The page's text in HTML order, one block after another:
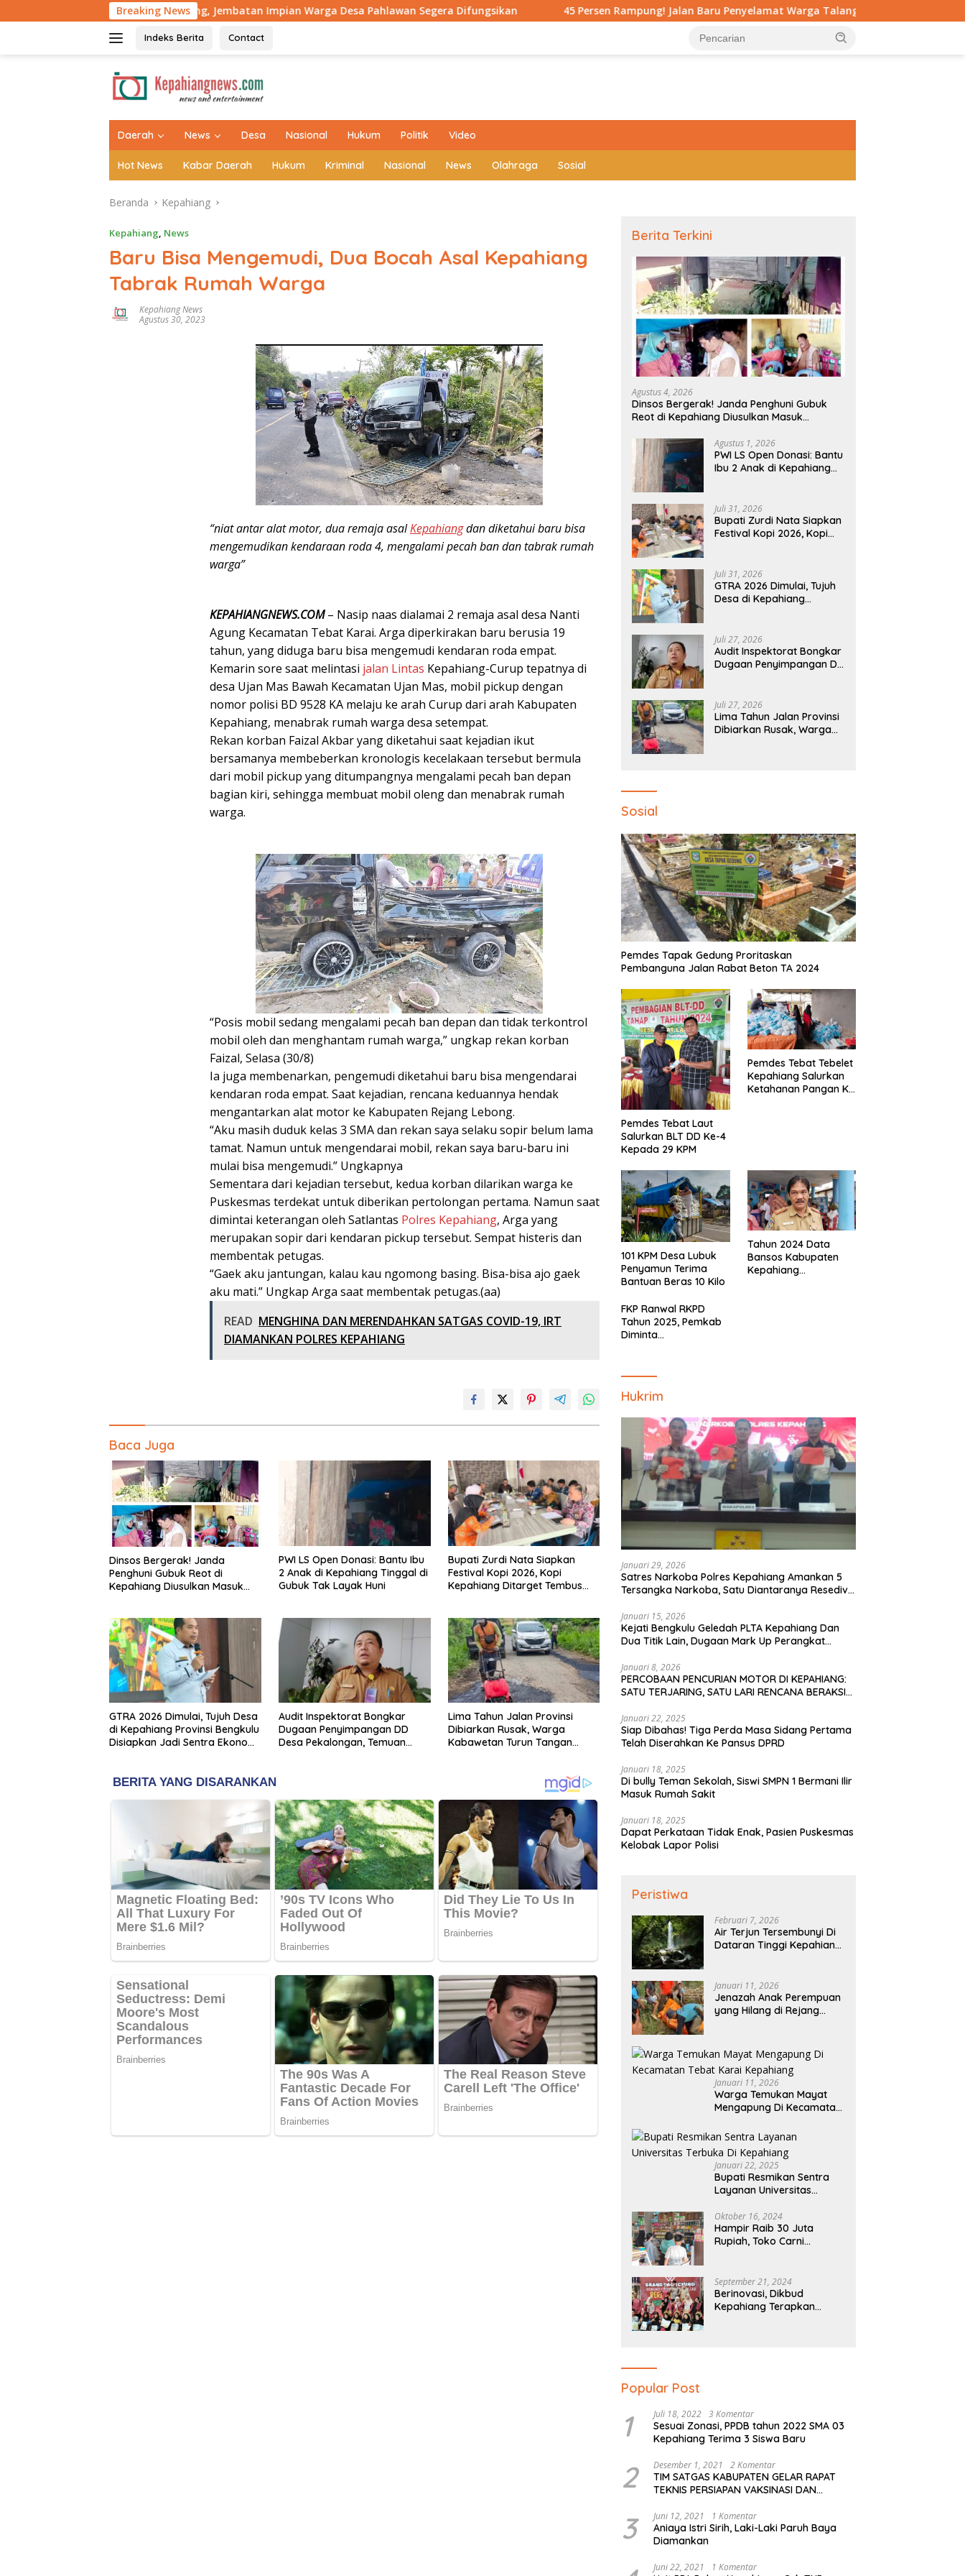
ke
Breaking News
Persen Rampung, Jembatan Impian Warga Desa Pahlawan Segera Difungsikan 45 Persen Rampung! Jalan Baru Penyelamat Warga Talang Ratu dari Longsor Dikebut TNI
Indeks Berita Contact
Daerah News Desa Nasional Hukum Politik Video
Hot News Kabar Daerah Hukum Kriminal Nasional News Olahraga Sosial
Beranda Kepahiang
Kepahiang, News
Baru Bisa Mengemudi, Dua Bocah Asal Kepahiang
Tabrak Rumah Warga
Kepahiang News
Agustus 30, 2023
“niat antar alat motor, dua remaja asalKepahiangdan diketahui baru bisa
mengemudikan kendaraan roda 4, mengalami pecah ban dan tabrak rumah
warga”
KEPAHIANGNEWS.COM– Nasip naas dialamai 2 remaja asal desa Nanti
Agung Kecamatan Tebat Karai. Arga diperkirakan baru berusia 19
tahun, yang diduga baru bisa mengemudi kendaran roda empat.
Kemarin sore saat melintasi jalan Lintas Kepahiang-Curup tepatnya di
desa Ujan Mas Bawah Kecamatan Ujan Mas, mobil pickup dengan
nomor polisi BD 9528 KA melaju ke arah Curup dari arah Kabupaten
Kepahiang, menabrak rumah warga desa setempat.
Rekan korban Faizal Akbar yang diketahui saat kejadian ikut
bersamanya membeberkan kronologis kecelakaan tersebut bermula
dari mobil pickup yang ditumpangnya mengalami pecah ban depan
bagian kiri, sehingga membuat mobil oleng dan menabrak rumah
warga.
“Posis mobil sedang mengalami pecah ban depan dan tidak terkontrol
mobil oleh dan menghantam rumah warga,” ungkap rekan korban
Faizal, Selasa (30/8)
Ia juga membenarkan, pengemudi diketahui baru bisa mengendarai
kendaran roda empat. Saat kejadian, rencana keduannya hendak
mengantarkan alat motor ke Kabupaten Rejang Lebong.
“Aku masih duduk kelas 3 SMA dan rekan saya selaku sopir belum lama
tamat. Namun untuk mengendarai mobil, rekan saya baru-baru ini
mulai bisa mengemudi.” Ungkapnya
Sementara dari kejadian tersebut, kedua korban dilarikan warga ke
Puskesmas terdekat untuk diberikan pertolongan pertama. Namun saat
dimintai keterangan oleh Satlantas Polres Kepahiang, Arga yang
merupakan sopir dari kendaran pickup tersebut. Sempat histeris dan
membentak petugas.
“Gaek aku jantungan, kalau kau ngomong basing. Bisa-bisa ajo gaek
aku mati.” Ungkap Arga saat membentak petugas.(aa)
READ MENGHINA DAN MERENDAHKAN SATGAS COVID-19, IRT
DIAMANKAN POLRES KEPAHIANG
Baca Juga
Dinsos Bergerak! Janda
Penghuni Gubuk Reot di
Kepahiang Diusulkan Masuk
PWI LS Open Donasi: Bantu Ibu
2 Anak di Kepahiang Tinggal di
Gubuk Tak Layak Huni
Bupati Zurdi Nata Siapkan
Festival Kopi 2026, Kopi
Kepahiang Ditarget Tembus
GTRA 2026 Dimulai, Tujuh Desa
di Kepahiang Provinsi Bengkulu
Disiapkan Jadi Sentra Ekonomi
Audit Inspektorat Bongkar
Dugaan Penyimpangan DD
Desa Pekalongan, Temuan
Lima Tahun Jalan Provinsi
Dibiarkan Rusak, Warga
Kabawetan Turun Tangan
Berita Terkini
Agustus 4, 2026
Dinsos Bergerak! Janda Penghuni Gubuk
Reot di Kepahiang Diusulkan Masuk
Agustus 1, 2026
PWI LS Open Donasi: Bantu
Ibu 2 Anak di Kepahiang
Juli 31, 2026
Bupati Zurdi Nata Siapkan
Festival Kopi 2026, Kopi
Juli 31, 2026
GTRA 2026 Dimulai, Tujuh
Desa di Kepahiang
Ekonomi Baru
Juli 27, 2026
Audit Inspektorat Bongkar
Dugaan Penyimpangan DD
Juli 27, 2026
Lima Tahun Jalan Provinsi
Dibiarkan Rusak, Warga
Sosial
Pemdes Tapak Gedung Proritaskan
Pembanguna Jalan Rabat Beton TA 2024
Pemdes Tebat Laut
Salurkan BLT DD Ke-4
Kepada 29 KPM
Pemdes Tebat Tebelet
Kepahiang Salurkan
Ketahanan Pangan Ke
101 KPM Desa Lubuk
Penyamun Terima
Bantuan Beras 10 Kilo
Tahun 2024 Data
Bansos Kabupaten
Kepahiang
FKP Ranwal RKPD
Tahun 2025, Pemkab
Diminta
Kepahiang
Hukrim
Januari 29, 2026
Satres Narkoba Polres Kepahiang Amankan 5
Tersangka Narkoba, Satu Diantaranya Resedivis
Januari 15, 2026
Kejati Bengkulu Geledah PLTA Kepahiang Dan
Dua Titik Lain, Dugaan Mark Up Perangkat
Januari 8, 2026
PERCOBAAN PENCURIAN MOTOR DI KEPAHIANG:
SATU TERJARING, SATU LARI RENCANA BERAKSI
Januari 22, 2025
Siap Dibahas! Tiga Perda Masa Sidang Pertama
Telah Diserahkan Ke Pansus DPRD
Januari 18, 2025
Di bully Teman Sekolah, Siswi SMPN 1 Bermani Ilir
Masuk Rumah Sakit
Januari 18, 2025
Dapat Perkataan Tidak Enak, Pasien Puskesmas
Kelobak Lapor Polisi
Peristiwa
Februari 7, 2026
Air Terjun Tersembunyi Di
Dataran Tinggi Kepahiang
Memandang
Januari 11, 2026
Jenazah Anak Perempuan
yang Hilang di Rejang
Januari 11, 2026
Warga Temukan Mayat
Mengapung Di Kecamatan
Januari 22, 2025
Bupati Resmikan Sentra
Layanan Universitas
Oktober 16, 2024
Hampir Raib 30 Juta
Rupiah, Toko Carni
September 21, 2024
Berinovasi, Dikbud
Kepahiang Terapkan
Popular Post
1 Juli 18, 2022 3 Komentar
Sesuai Zonasi, PPDB tahun 2022 SMA 03
Kepahiang Terima 3 Siswa Baru
2 Desember 1, 2021 2 Komentar
TIM SATGAS KABUPATEN GELAR RAPAT
TEKNIS PERSIAPAN VAKSINASI DAN
3 Juni 12, 2021 1 Komentar
Aniaya Istri Sirih, Laki-Laki Paruh Baya
Diamankan
Juni 22, 2021 1 Komentar